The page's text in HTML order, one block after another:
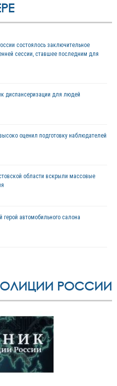
состоялось заключительное
сессии, ставшее последним для
диспансеризации для людей
оценил подготовку наблюдателей
области вскрыли массовые
герой автомобильного салона
РОССИИ